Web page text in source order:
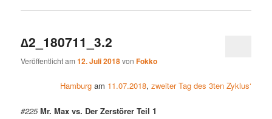
∆2_180711_3.2
Veröffentlicht am12. Juli 2018vonFokko
Hamburgam 11.07.2018, zweiter Tag des 3ten Zyklus‘
#225 Mr. Max vs. Der Zerstörer Teil 1